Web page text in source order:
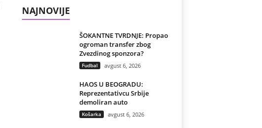
NAJNOVIJE
ŠOKANTNE TVRDNJE: Propao
ogroman transfer zbog
Zvezdinog sponzora?
Fudbal avgust 6, 2026
HAOS U BEOGRADU:
Reprezentativcu Srbije
demoliran auto
Košarka avgust 6, 2026